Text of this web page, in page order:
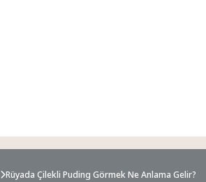
Rüyada Çilekli Puding Görmek Ne Anlama Gelir?